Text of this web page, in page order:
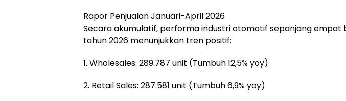
Rapor Penjualan Januari-April 2026
Secara akumulatif, performa industri otomotif sepanjang empat
tahun 2026 menunjukkan tren positif:
1. Wholesales: 289.787 unit (Tumbuh 12,5% yoy)
2. Retail Sales: 287.581 unit (Tumbuh 6,9% yoy)